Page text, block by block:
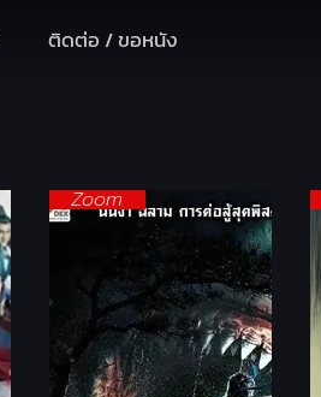
ติดต่อ / ขอหนัง
Zoom